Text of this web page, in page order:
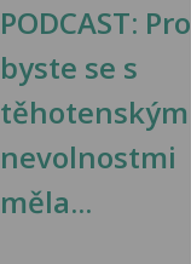
PODCAST: Proč
byste se s
těhotenskými
nevolnostmi
měla...